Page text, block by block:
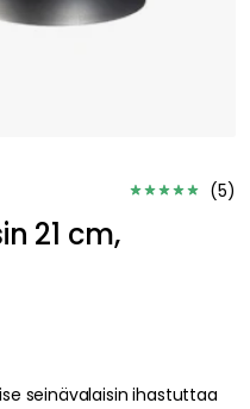
(5)
21 cm,
seinävalaisin ihastuttaa